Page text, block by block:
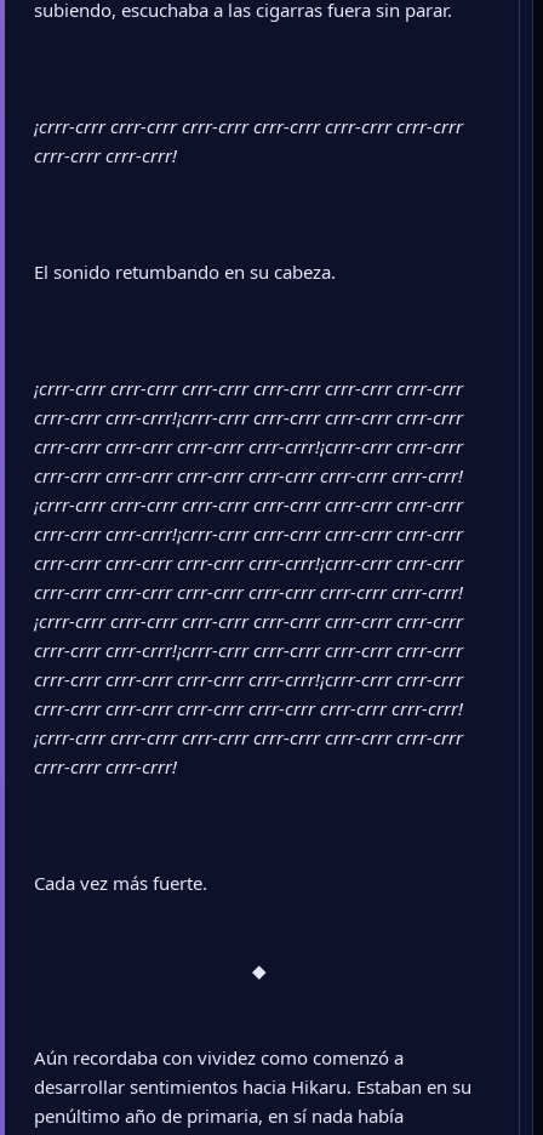
subiendo, escuchaba a las cigarras fuera sin parar.
¡crrr-crrr crrr-crrr crrr-crrr crrr-crrr crrr-crrr crrr-crrr
crrr-crrr crrr-crrr!
El sonido retumbando en su cabeza.
¡crrr-crrr crrr-crrr crrr-crrr crrr-crrr crrr-crrr crrr-crrr
crrr-crrr crrr-crrr!¡crrr-crrr crrr-crrr crrr-crrr crrr-crrr
crrr-crrr crrr-crrr crrr-crrr crrr-crrr!¡crrr-crrr crrr-crrr
crrr-crrr crrr-crrr crrr-crrr crrr-crrr crrr-crrr crrr-crrr!
¡crrr-crrr crrr-crrr crrr-crrr crrr-crrr crrr-crrr crrr-crrr
crrr-crrr crrr-crrr!¡crrr-crrr crrr-crrr crrr-crrr crrr-crrr
crrr-crrr crrr-crrr crrr-crrr crrr-crrr!¡crrr-crrr crrr-crrr
crrr-crrr crrr-crrr crrr-crrr crrr-crrr crrr-crrr crrr-crrr!
¡crrr-crrr crrr-crrr crrr-crrr crrr-crrr crrr-crrr crrr-crrr
crrr-crrr crrr-crrr!¡crrr-crrr crrr-crrr crrr-crrr crrr-crrr
crrr-crrr crrr-crrr crrr-crrr crrr-crrr!¡crrr-crrr crrr-crrr
crrr-crrr crrr-crrr crrr-crrr crrr-crrr crrr-crrr crrr-crrr!
¡crrr-crrr crrr-crrr crrr-crrr crrr-crrr crrr-crrr crrr-crrr
crrr-crrr crrr-crrr!
Cada vez más fuerte.
◆​
Aún recordaba con vividez como comenzó a
desarrollar sentimientos hacia Hikaru. Estaban en su
penúltimo año de primaria, en sí nada había